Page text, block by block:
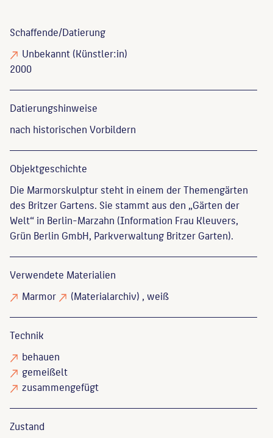
Schaffende/Datierung
Unbekannt(Künstler:in)
2000
Datierungs­hinweise
nach historischen Vorbildern
Objekt­geschichte
Die Marmorskulptur steht in einem der Themengärten
des Britzer Gartens. Sie stammt aus den „Gärten der
Welt“ in Berlin-Marzahn (Information Frau Kleuvers,
Grün Berlin GmbH, Parkverwaltung Britzer Garten).
Verwendete Materialien
Marmor
(Materialarchiv) , weiß
Technik
behauen
gemeißelt
zusammengefügt
Zustand